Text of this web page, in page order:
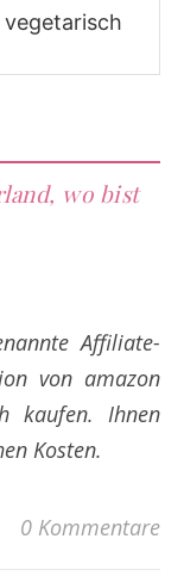
wo bist
Affiliate-
von amazon
kaufen. Ihnen
Kosten.
0 Kommentare